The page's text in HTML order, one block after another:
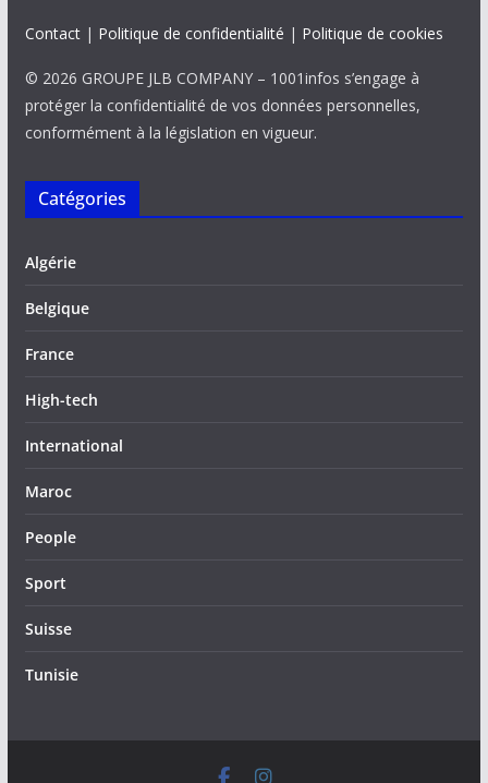
Contact| Politique de confidentialité | Politique de cookies
© 2026 GROUPE JLB COMPANY – 1001infos s’engage à
protéger la confidentialité de vos données personnelles,
conformément à la législation en vigueur.
Catégories
Algérie
Belgique
France
High-tech
International
Maroc
People
Sport
Suisse
Tunisie